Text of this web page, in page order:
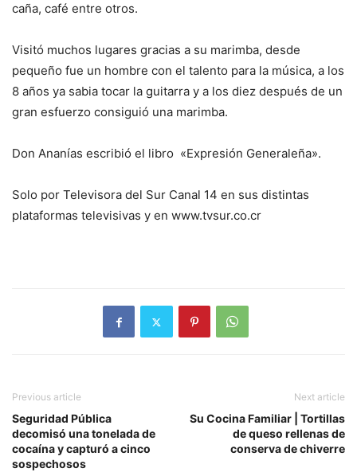
caña, café entre otros.
Visitó muchos lugares gracias a su marimba, desde
pequeño fue un hombre con el talento para la música, a los
8 años ya sabia tocar la guitarra y a los diez después de un
gran esfuerzo consiguió una marimba.
Don Ananías escribió el libro «Expresión Generaleña».
Solo por Televisora del Sur Canal 14 en sus distintas
plataformas televisivas y en www.tvsur.co.cr
Previous article
Seguridad Pública
decomisó una tonelada de
cocaína y capturó a cinco
sospechosos
Next article
Su Cocina Familiar | Tortillas
de queso rellenas de
conserva de chiverre